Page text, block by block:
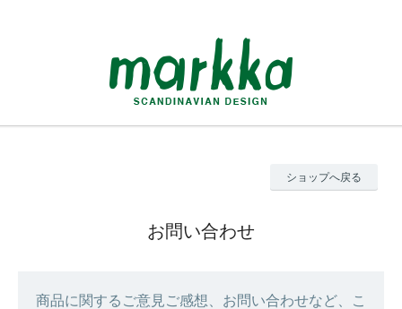
ショップへ戻る
お問い合わせ
商品に関するご意見ご感想、お問い合わせなど、こ